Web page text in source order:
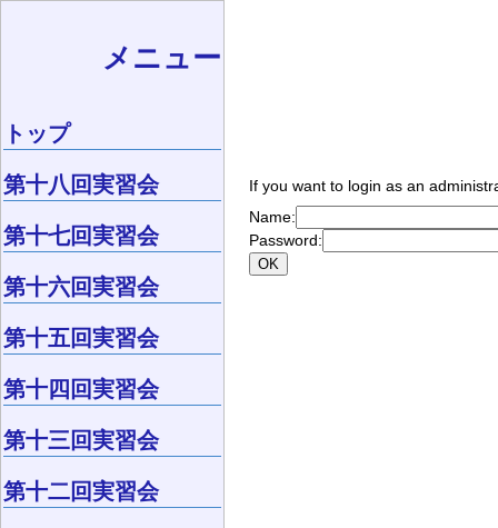
If you want to login as an
Name:
Password:
メニュー
トップ
第十八回実習会
第十七回実習会
第十六回実習会
第十五回実習会
第十四回実習会
第十三回実習会
第十二回実習会